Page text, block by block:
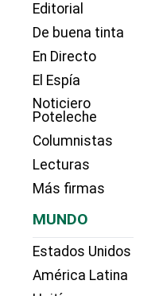
Editorial
De buena tinta
En Directo
El Espía
Noticiero
Poteleche
Columnistas
Lecturas
Más firmas
MUNDO
Estados Unidos
América Latina